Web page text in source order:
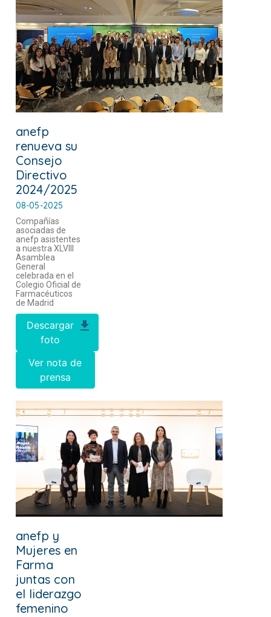
anefp
renueva su
Consejo
Directivo
2024/2025
08-05-2025
Compañías
asociadas de
anefp asistentes
a nuestra XLVIII
Asamblea
General
celebrada en el
Colegio Oficial de
Farmacéuticos
de Madrid
Descargar
foto
Ver nota de
prensa
anefp y
Mujeres en
Farma
juntas con
el liderazgo
femenino